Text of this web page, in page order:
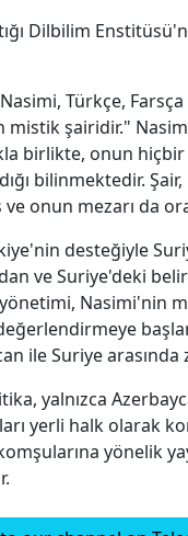
Dilbilim
Türkçe, Farsça
mistik şairidir."
birlikte, onun
bilinmektedir. Şair,
onun mezarı da
desteğiyle
ve Suriye'deki
Nasimi'nin
ile Suriye
yalnızca
yerli halk olarak
yönelik